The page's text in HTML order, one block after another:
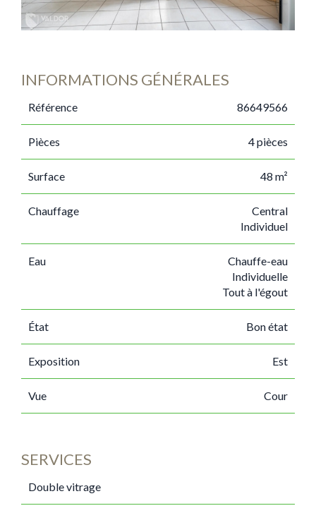
INFORMATIONS GÉNÉRALES
Référence 86649566
Pièces 4 pièces
Surface 48 m²
Chauffage
Central
Individuel
Eau
Chauffe-eau
Individuelle
Tout à l'égout
État Bon état
Exposition Est
Vue Cour
SERVICES
Double vitrage